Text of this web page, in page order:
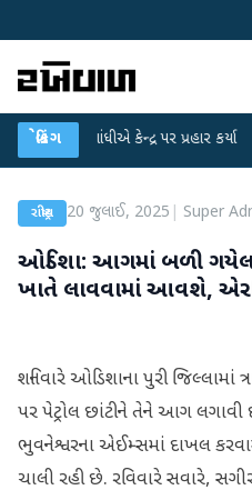
બ્રેકિંગ
ગાંધીએ કેન્દ્ર પર પ્રહાર કર્યા ●
રાષ્ટ્રીય 20 જુલાઈ, 2025 Super
ઓડિશા: આગમાં બળી
ખાતે લાવવામાં આવશે,
શનિવારે ઓડિશાના પુરી
પર પેટ્રોલ છાંટીને તેને આગ લગાવી
ભુવનેશ્વરના એઈમ્સમાં દાખલ
ચાલી રહી છે. રવિવારે સવારે,